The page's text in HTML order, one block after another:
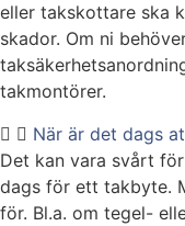
eller takskottare ska
skador. Om ni
takmontörer.
När är det dags
Det kan vara svårt
dags för ett takbyte.
för. Bl.a. om tegel-